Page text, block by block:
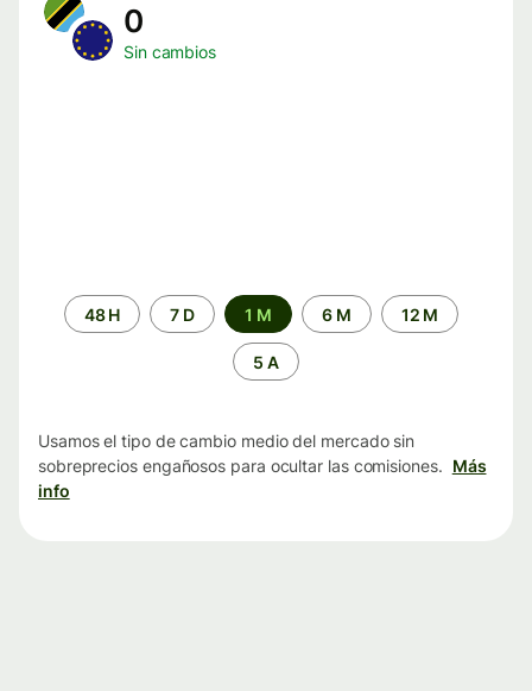
0
Sin cambios
Periodo48 H 7 D 1 M 6 M 12 M
5 A
Usamos el tipo de cambio medio del mercado sin
sobreprecios engañosos para ocultar las comisiones. Más
info